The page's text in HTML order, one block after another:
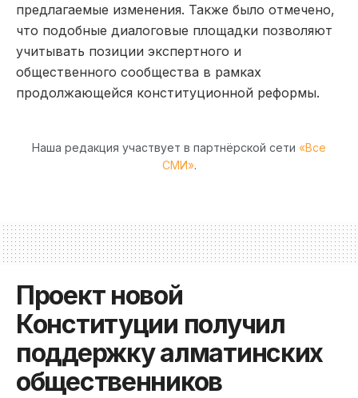
предлагаемые изменения. Также было отмечено,
что подобные диалоговые площадки позволяют
учитывать позиции экспертного и
общественного сообщества в рамках
продолжающейся конституционной реформы.
Наша редакция участвует в партнёрской сети «Все
СМИ».
Проект новой
Конституции получил
поддержку алматинских
общественников